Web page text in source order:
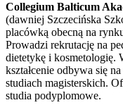
Collegium Balticum
(dawniej Szczecińska
placówką obecną na
Prowadzi rekrutację na
dietetykę i kosmetologię.
kształcenie odbywa się
studiach magisterskich.
studia podyplomowe.